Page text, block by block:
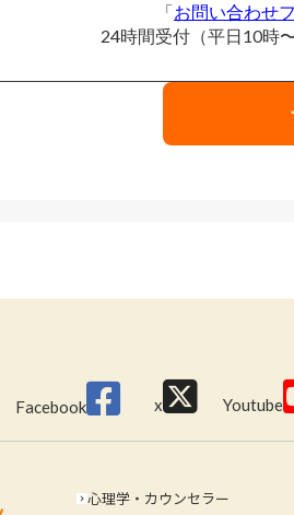
「お問い合わせ
24時間受付（平日10時
Facebook x Youtube
keyboard_arrow_right 心理学・カウンセラー